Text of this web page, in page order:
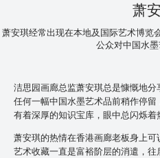
萧
萧安琪经常出现在本地及国际艺术博览
公众对中国水墨
洁思园画廊总监萧安琪总是慷慨地
任何一幅中国水墨艺术品前稍作停
有着深厚的知识宝库，眼中总闪烁着
萧安琪的热情在香港画廊老板身上可
艺术收藏一直是富裕阶层的消遣，往